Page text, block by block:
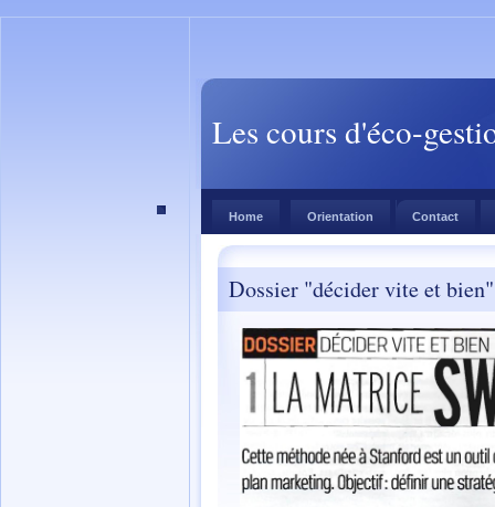
Les cours d'éco-
Home Orientation Contact
Dossier "décider vite et bien"